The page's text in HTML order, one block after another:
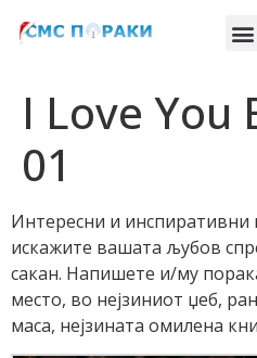
I Love You
01
Интересни и инспиративни
искажите вашата љубов
сакан. Напишете и/му
место, во нејзиниот џеб,
маса, нејзината омилена